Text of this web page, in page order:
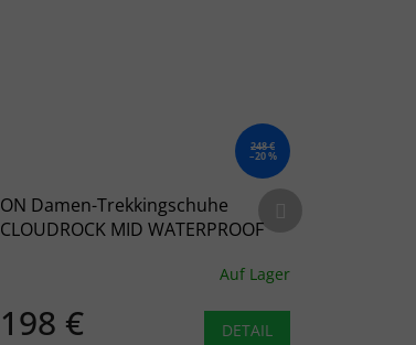
248 €
–20 %
ON Damen-Trekkingschuhe
CLOUDROCK MID WATERPROOF
Auf Lager
198 € DETAIL